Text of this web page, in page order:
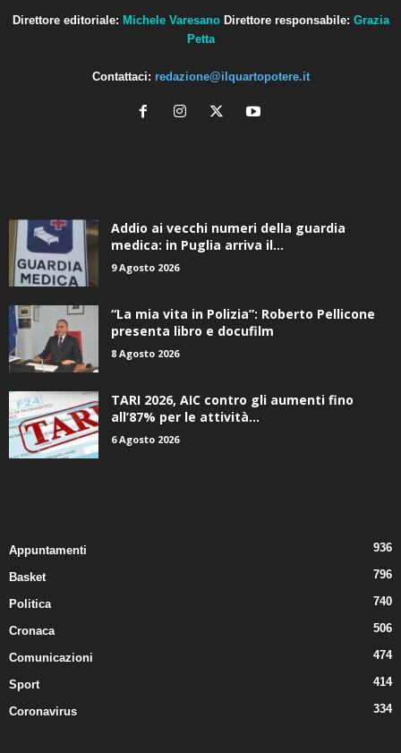
Direttore editoriale: Michele Varesano Direttore responsabile: Grazia
Petta
Contattaci: redazione@ilquartopotere.it
Addio ai vecchi numeri della guardia
medica: in Puglia arriva il...
9 Agosto 2026
“La mia vita in Polizia”: Roberto Pellicone
presenta libro e docufilm
8 Agosto 2026
TARI 2026, AIC contro gli aumenti fino
all’87% per le attività...
6 Agosto 2026
Appuntamenti 936
Basket 796
Politica 740
Cronaca 506
Comunicazioni 474
Sport 414
Coronavirus 334